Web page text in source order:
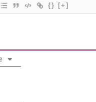
{} [+]